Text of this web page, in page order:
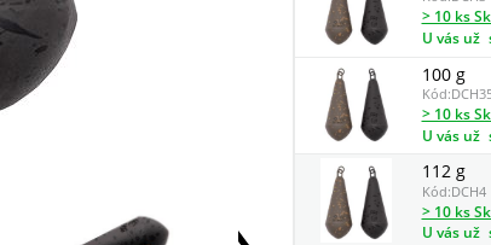
> 10 ks
U vás už
100 g
Kód:
> 10 ks
U vás už
112 g
Kód:DCH4
> 10 ks
U vás už